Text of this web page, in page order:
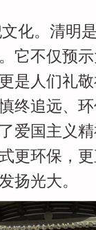
化。清明
它不仅预
是人们礼
终追远、
爱国主义
更环保，
扬光大。